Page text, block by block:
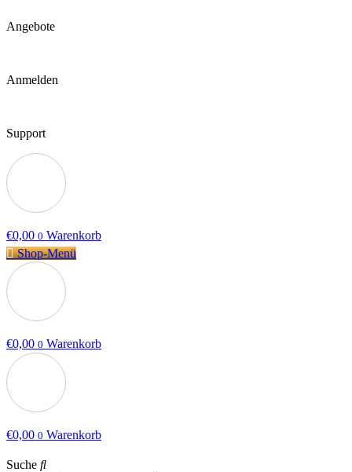
Angebote
Anmelden
Support
€0,00 0 Warenkorb
Shop-Menü
€0,00 0 Warenkorb
€0,00 0 Warenkorb
Suche